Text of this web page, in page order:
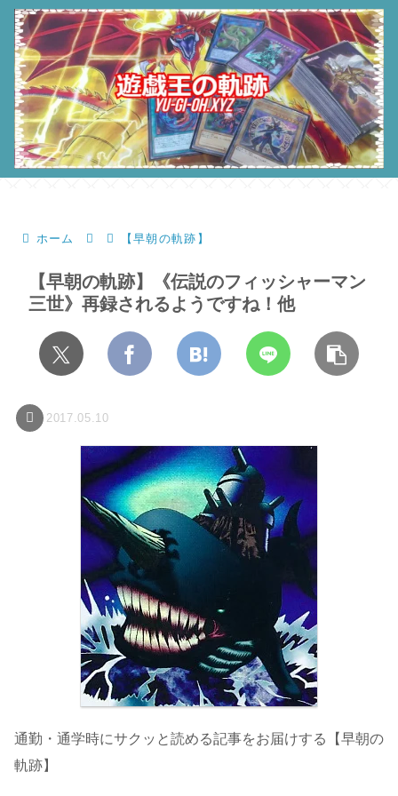
ホーム 【早朝の軌跡】
【早朝の軌跡】《伝説のフィッシャーマン
三世》再録されるようですね！他
2017.05.10
通勤・通学時にサクッと読める記事をお届けする【早朝の
軌跡】